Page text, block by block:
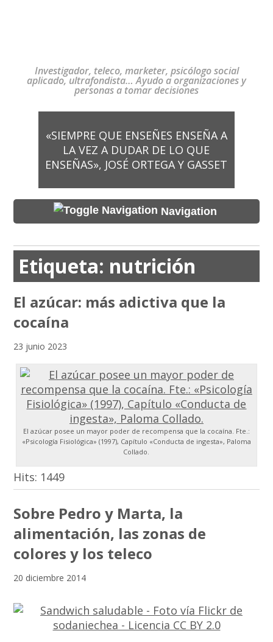
Investigador, teleco, marketer, psicólogo social
aplicado, ultrafondista… Ayudo a organizaciones y
personas a tomar decisiones
«SIEMPRE QUE ENSEÑES ENSEÑA A
LA VEZ A DUDAR DE LO QUE
ENSEÑAS», JOSÉ ORTEGA Y GASSET
Navigation
Etiqueta: nutrición
El azúcar: más adictiva que la
cocaína
23 junio 2023
El azúcar posee un mayor poder de recompensa que la cocaína. Fte.:
«Psicología Fisiológica» (1997), Capítulo «Conducta de ingesta», Paloma
Collado.
Hits: 1449
Sobre Pedro y Marta, la
alimentación, las zonas de
colores y los teleco
20 diciembre 2014